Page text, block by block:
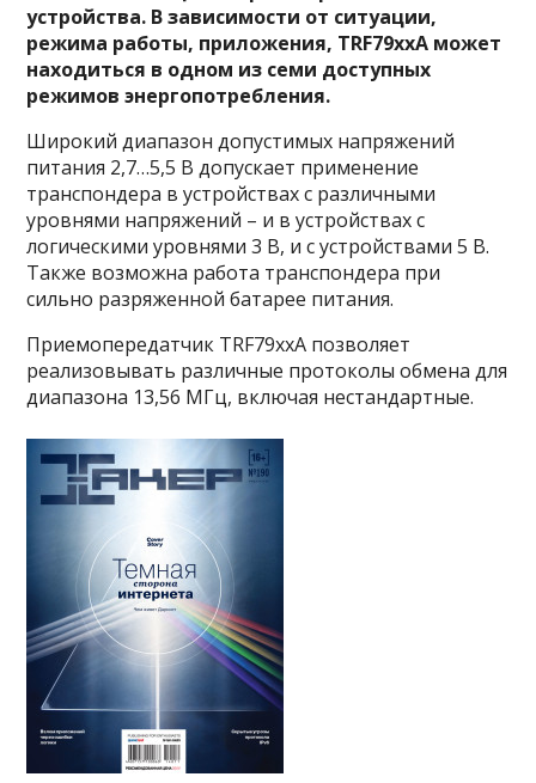
устройства. В зависимости от ситуации,
режима работы, приложения, TRF79xxA может
находиться в одном из семи доступных
режимов энергопотребления.
Широкий диапазон допустимых напряжений
питания 2,7…5,5 В допускает применение
транспондера в устройствах с различными
уровнями напряжений – и в устройствах с
логическими уровнями 3 В, и с устройствами 5 В.
Также возможна работа транспондера при
сильно разряженной батарее питания.
Приемопередатчик TRF79xxA позволяет
реализовывать различные протоколы обмена для
диапазона 13,56 МГц, включая нестандартные.